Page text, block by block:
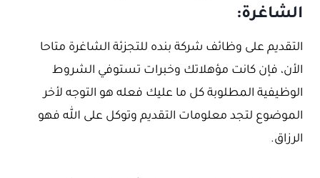
الشاغرة:
التقديم على وظائف شركة بنده للتجزئة الشاغرة متاحا
الأن، فإن كانت مؤهلاتك وخبرات تستوفي الشروط
الوظيفية المطلوبة كل ما عليك فعله هو التوجه لأخر
الموضوع لتجد معلومات التقديم وتوكل على الله فهو
الرزاق.